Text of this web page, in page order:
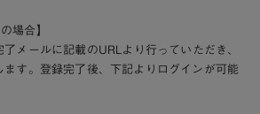
場合】
メールに記載のURLより行っていただき、
す。登録完了後、下記よりログインが可能